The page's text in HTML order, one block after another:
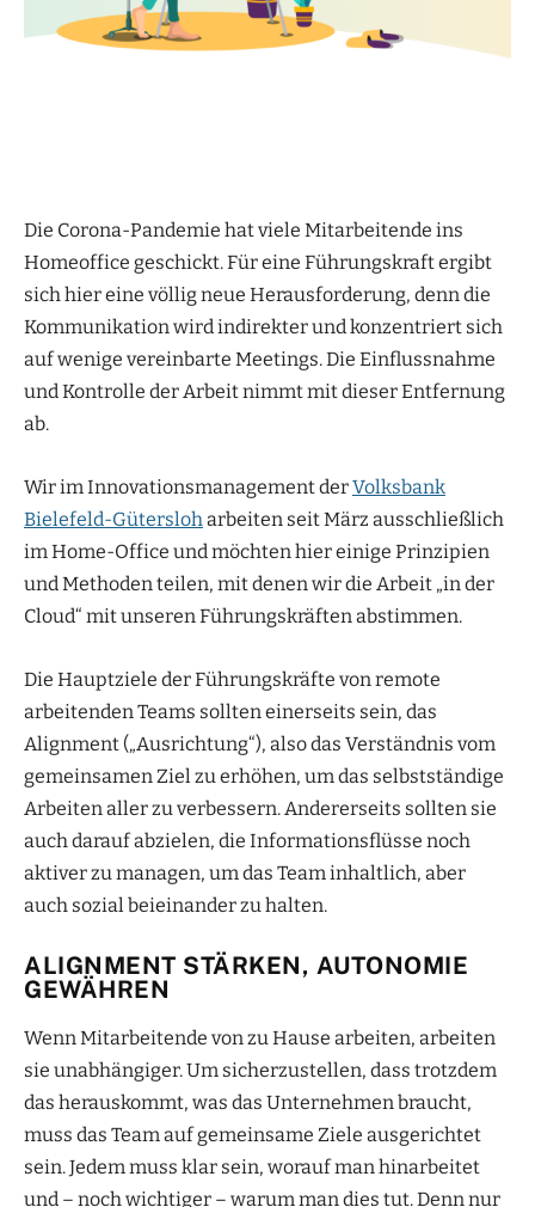
Die Corona-Pandemie hat viele Mitarbeitende ins
Homeoffice geschickt. Für eine Führungskraft ergibt
sich hier eine völlig neue Herausforderung, denn die
Kommunikation wird indirekter und konzentriert sich
auf wenige vereinbarte Meetings. Die Einflussnahme
und Kontrolle der Arbeit nimmt mit dieser Entfernung
ab.
Wir im Innovationsmanagement derVolksbank
Bielefeld-Gütersloharbeiten seit März ausschließlich
im Home-Office und möchten hier einige Prinzipien
und Methoden teilen, mit denen wir die Arbeit „in der
Cloud“ mit unseren Führungskräften abstimmen.
Die Hauptziele der Führungskräfte von remote
arbeitenden Teams sollten einerseits sein, das
Alignment („Ausrichtung“), also das Verständnis vom
gemeinsamen Ziel zu erhöhen, um das selbstständige
Arbeiten aller zu verbessern. Andererseits sollten sie
auch darauf abzielen, die Informationsflüsse noch
aktiver zu managen, um das Team inhaltlich, aber
auch sozial beieinander zu halten.
ALIGNMENT STÄRKEN, AUTONOMIE
GEWÄHREN
Wenn Mitarbeitende von zu Hause arbeiten, arbeiten
sie unabhängiger. Um sicherzustellen, dass trotzdem
das herauskommt, was das Unternehmen braucht,
muss das Team auf gemeinsame Ziele ausgerichtet
sein. Jedem muss klar sein, worauf man hinarbeitet
und – noch wichtiger – warum man dies tut. Denn nur